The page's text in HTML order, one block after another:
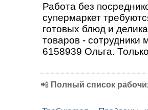
Работа без
супермаркет
готовых блюд и
товаров - сотрудники
6158939 Ольга.
📲 Полный список